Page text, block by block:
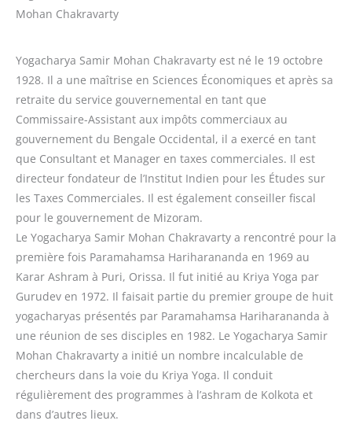
Mohan Chakravarty
Yogacharya Samir Mohan Chakravarty est né le 19 octobre
1928. Il a une maîtrise en Sciences Économiques et après sa
retraite du service gouvernemental en tant que
Commissaire-Assistant aux impôts commerciaux au
gouvernement du Bengale Occidental, il a exercé en tant
que Consultant et Manager en taxes commerciales. Il est
directeur fondateur de l’Institut Indien pour les Études sur
les Taxes Commerciales. Il est également conseiller fiscal
pour le gouvernement de Mizoram.
Le Yogacharya Samir Mohan Chakravarty a rencontré pour la
première fois Paramahamsa Hariharananda en 1969 au
Karar Ashram à Puri, Orissa. Il fut initié au Kriya Yoga par
Gurudev en 1972. Il faisait partie du premier groupe de huit
yogacharyas présentés par Paramahamsa Hariharananda à
une réunion de ses disciples en 1982. Le Yogacharya Samir
Mohan Chakravarty a initié un nombre incalculable de
chercheurs dans la voie du Kriya Yoga. Il conduit
régulièrement des programmes à l’ashram de Kolkota et
dans d’autres lieux.